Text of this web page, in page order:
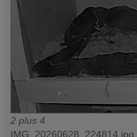
2 plus 4